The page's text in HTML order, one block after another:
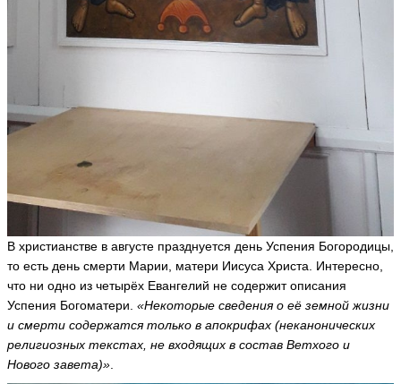
В христианстве в августе празднуется день Успения Богородицы,
то есть день смерти Марии, матери Иисуса Христа. Интересно,
что ни одно из четырёх Евангелий не содержит описания
Успения Богоматери. «Некоторые сведения о её земной жизни
и смерти содержатся только в апокрифах (неканонических
религиозных текстах, не входящих в состав Ветхого и
Нового завета)».